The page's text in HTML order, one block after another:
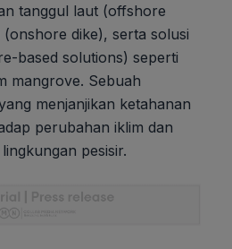
tanggul laut (offshore
dike), serta solusi
based solutions) seperti
mangrove. Sebuah
menjanjikan ketahanan
perubahan iklim dan
pesisir.